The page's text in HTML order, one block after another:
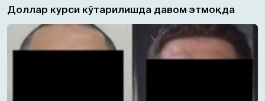
Доллар курси кўтарилишда давом этмоқда